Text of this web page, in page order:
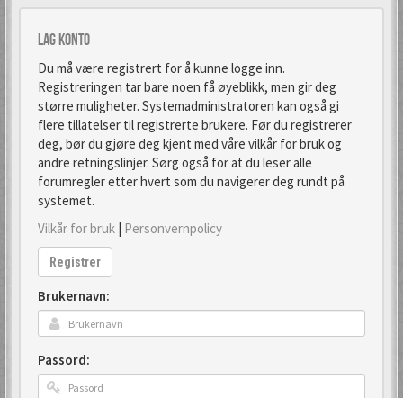
Lag konto
Du må være registrert for å kunne logge inn.
Registreringen tar bare noen få øyeblikk, men gir deg
større muligheter. Systemadministratoren kan også gi
flere tillatelser til registrerte brukere. Før du registrerer
deg, bør du gjøre deg kjent med våre vilkår for bruk og
andre retningslinjer. Sørg også for at du leser alle
forumregler etter hvert som du navigerer deg rundt på
systemet.
Vilkår for bruk | Personvernpolicy
Registrer
Brukernavn:
Passord: